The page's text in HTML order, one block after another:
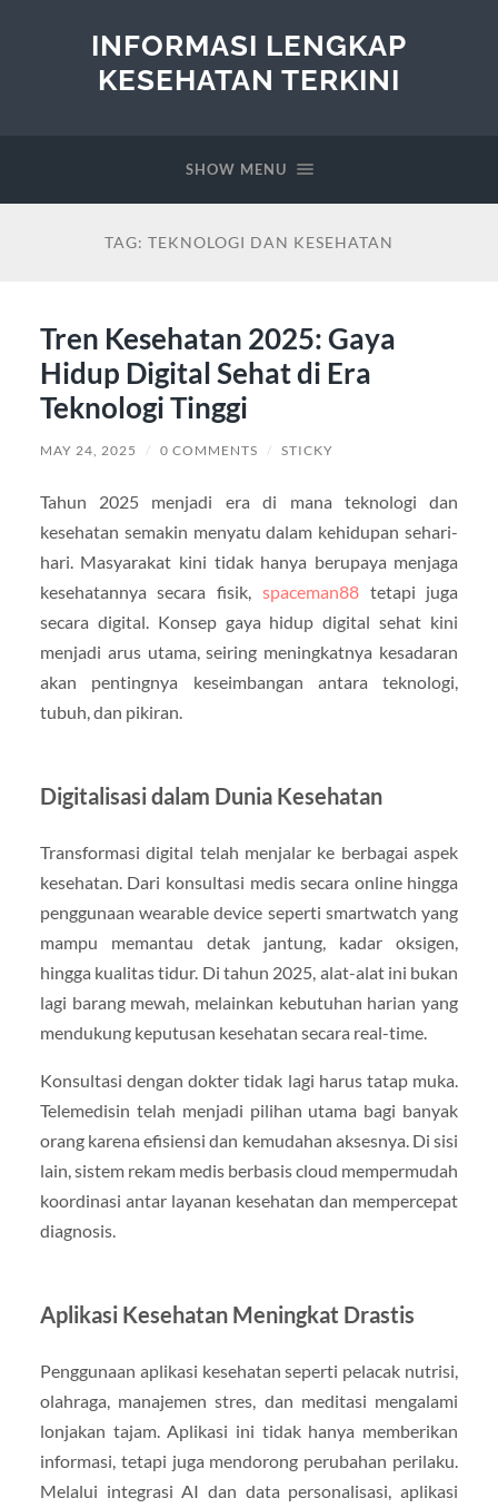
INFORMASI LENGKAP
KESEHATAN TERKINI
SHOW MENU
TAG: TEKNOLOGI DAN KESEHATAN
Tren Kesehatan 2025: Gaya
Hidup Digital Sehat di Era
Teknologi Tinggi
MAY 24, 2025 / 0 COMMENTS / STICKY
Tahun 2025 menjadi era di mana teknologi dan
kesehatan semakin menyatu dalam kehidupan sehari-
hari. Masyarakat kini tidak hanya berupaya menjaga
kesehatannya secara fisik, spaceman88tetapi juga
secara digital. Konsep gaya hidup digital sehat kini
menjadi arus utama, seiring meningkatnya kesadaran
akan pentingnya keseimbangan antara teknologi,
tubuh, dan pikiran.
Digitalisasi dalam Dunia Kesehatan
Transformasi digital telah menjalar ke berbagai aspek
kesehatan. Dari konsultasi medis secara online hingga
penggunaan wearable device seperti smartwatch yang
mampu memantau detak jantung, kadar oksigen,
hingga kualitas tidur. Di tahun 2025, alat-alat ini bukan
lagi barang mewah, melainkan kebutuhan harian yang
mendukung keputusan kesehatan secara real-time.
Konsultasi dengan dokter tidak lagi harus tatap muka.
Telemedisin telah menjadi pilihan utama bagi banyak
orang karena efisiensi dan kemudahan aksesnya. Di sisi
lain, sistem rekam medis berbasis cloud mempermudah
koordinasi antar layanan kesehatan dan mempercepat
diagnosis.
Aplikasi Kesehatan Meningkat Drastis
Penggunaan aplikasi kesehatan seperti pelacak nutrisi,
olahraga, manajemen stres, dan meditasi mengalami
lonjakan tajam. Aplikasi ini tidak hanya memberikan
informasi, tetapi juga mendorong perubahan perilaku.
Melalui integrasi AI dan data personalisasi, aplikasi